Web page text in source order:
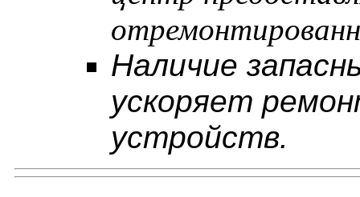
Наличие
ускоряет
устройств.